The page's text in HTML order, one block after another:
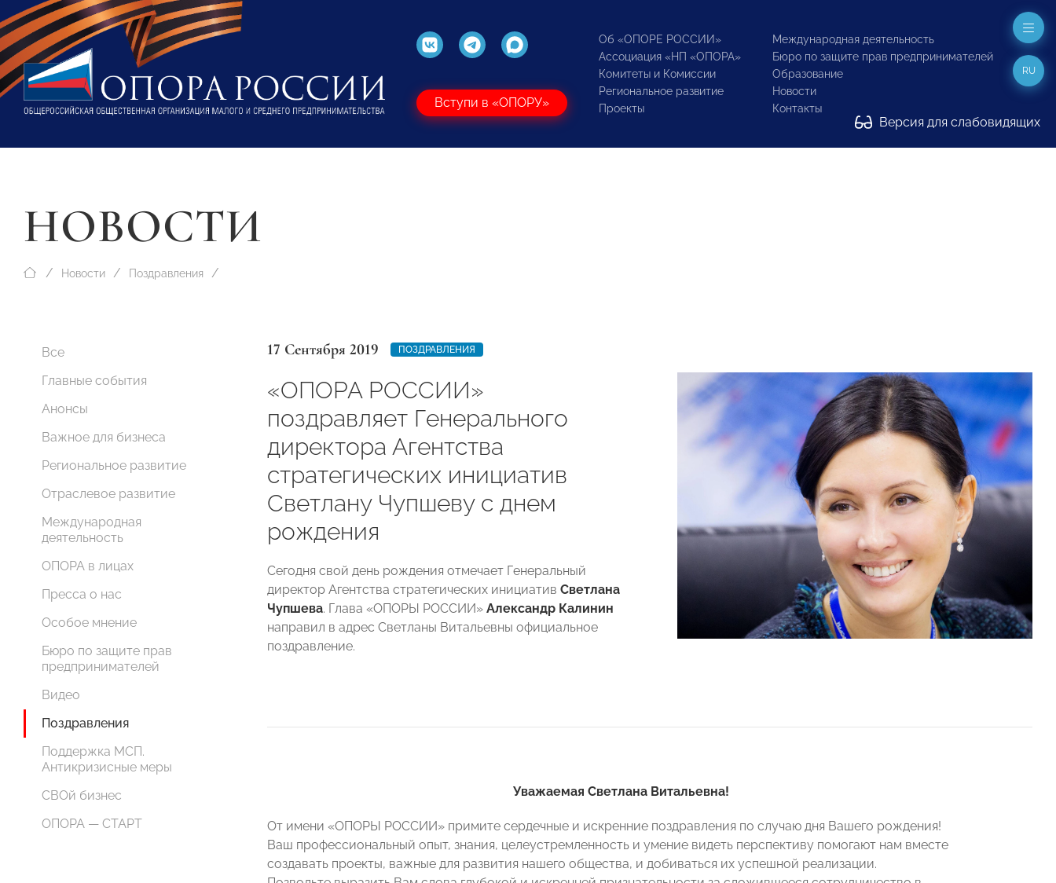
Вступи в «ОПОРУ»
Об «ОПОРЕ РОССИИ»
Ассоциация «НП «ОПОРА»
Комитеты и Комиссии
Региональное развитие
Проекты
Международная деятельность
Бюро по защите прав предпринимателей
Образование
Новости
Контакты
Версия для слабовидящих
RU
НОВОСТИ
Новости Поздравления
Все
Главные события
Анонсы
Важное для бизнеса
Региональное развитие
Отраслевое развитие
Международная
деятельность
ОПОРА в лицах
Пресса о нас
Особое мнение
Бюро по защите прав
предпринимателей
Видео
Поздравления
Поддержка МСП.
Антикризисные меры
СВОй бизнес
ОПОРА — СТАРТ
17 Сентября 2019 ПОЗДРАВЛЕНИЯ
«ОПОРА РОССИИ»
поздравляет Генерального
директора Агентства
стратегических инициатив
Светлану Чупшеву с днем
рождения
Сегодня свой день рождения отмечает Генеральный
директор Агентства стратегических инициатив Светлана
Чупшева. Глава «ОПОРЫ РОССИИ» Александр Калинин
направил в адрес Светланы Витальевны официальное
поздравление.
Уважаемая Светлана Витальевна!
От имени «ОПОРЫ РОССИИ» примите сердечные и искренние поздравления по случаю дня Вашего рождения!
Ваш профессиональный опыт, знания, целеустремленность и умение видеть перспективу помогают нам вместе
создавать проекты, важные для развития нашего общества, и добиваться их успешной реализации.